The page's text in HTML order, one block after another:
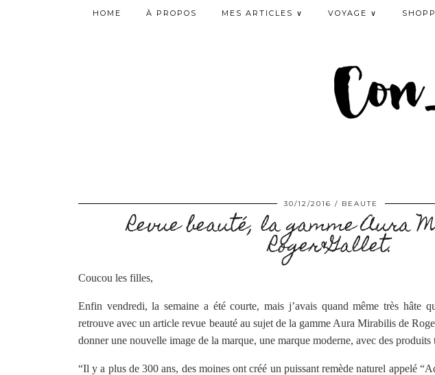
HOME À PROPOS MES ARTICLES ∨ VOYAGE ∨
30/12/2016 BEAUTE
Revue beauté, la gamme Aura
Roger&Gallet.
Coucou les filles,
Enfin vendredi, la semaine a été courte, mais j’avais quand même très hâte
retrouve avec un article revue beauté au sujet de la gamme Aura Mirabilis de
donner une nouvelle image de la marque, une marque moderne, avec des produits
“Il y a plus de 300 ans, des moines ont créé un puissant remède naturel appelé